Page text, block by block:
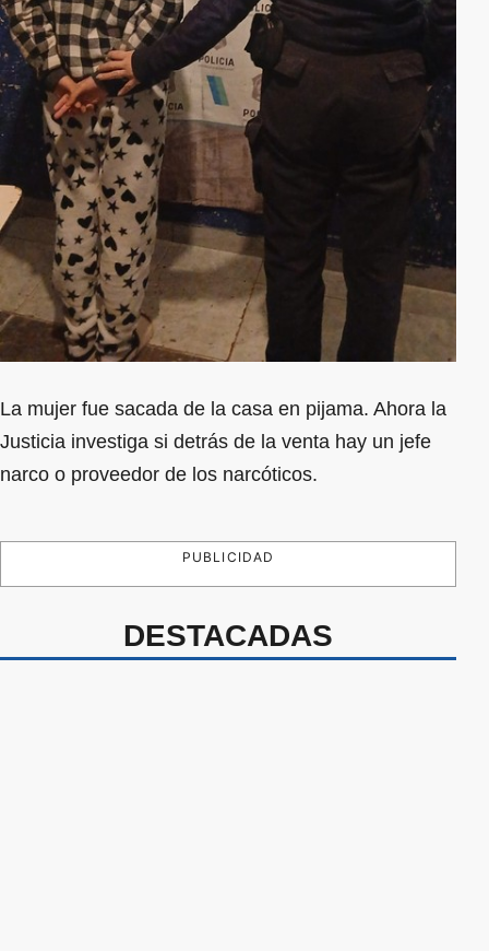
La mujer fue sacada de la casa en pijama. Ahora la
Justicia investiga si detrás de la venta hay un jefe
narco o proveedor de los narcóticos.
PUBLICIDAD
DESTACADAS